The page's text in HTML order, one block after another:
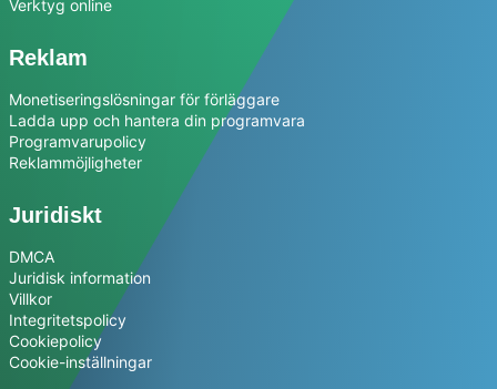
Verktyg online
Reklam
Monetiseringslösningar för förläggare
Ladda upp och hantera din programvara
Programvarupolicy
Reklammöjligheter
Juridiskt
DMCA
Juridisk information
Villkor
Integritetspolicy
Cookiepolicy
Cookie-inställningar